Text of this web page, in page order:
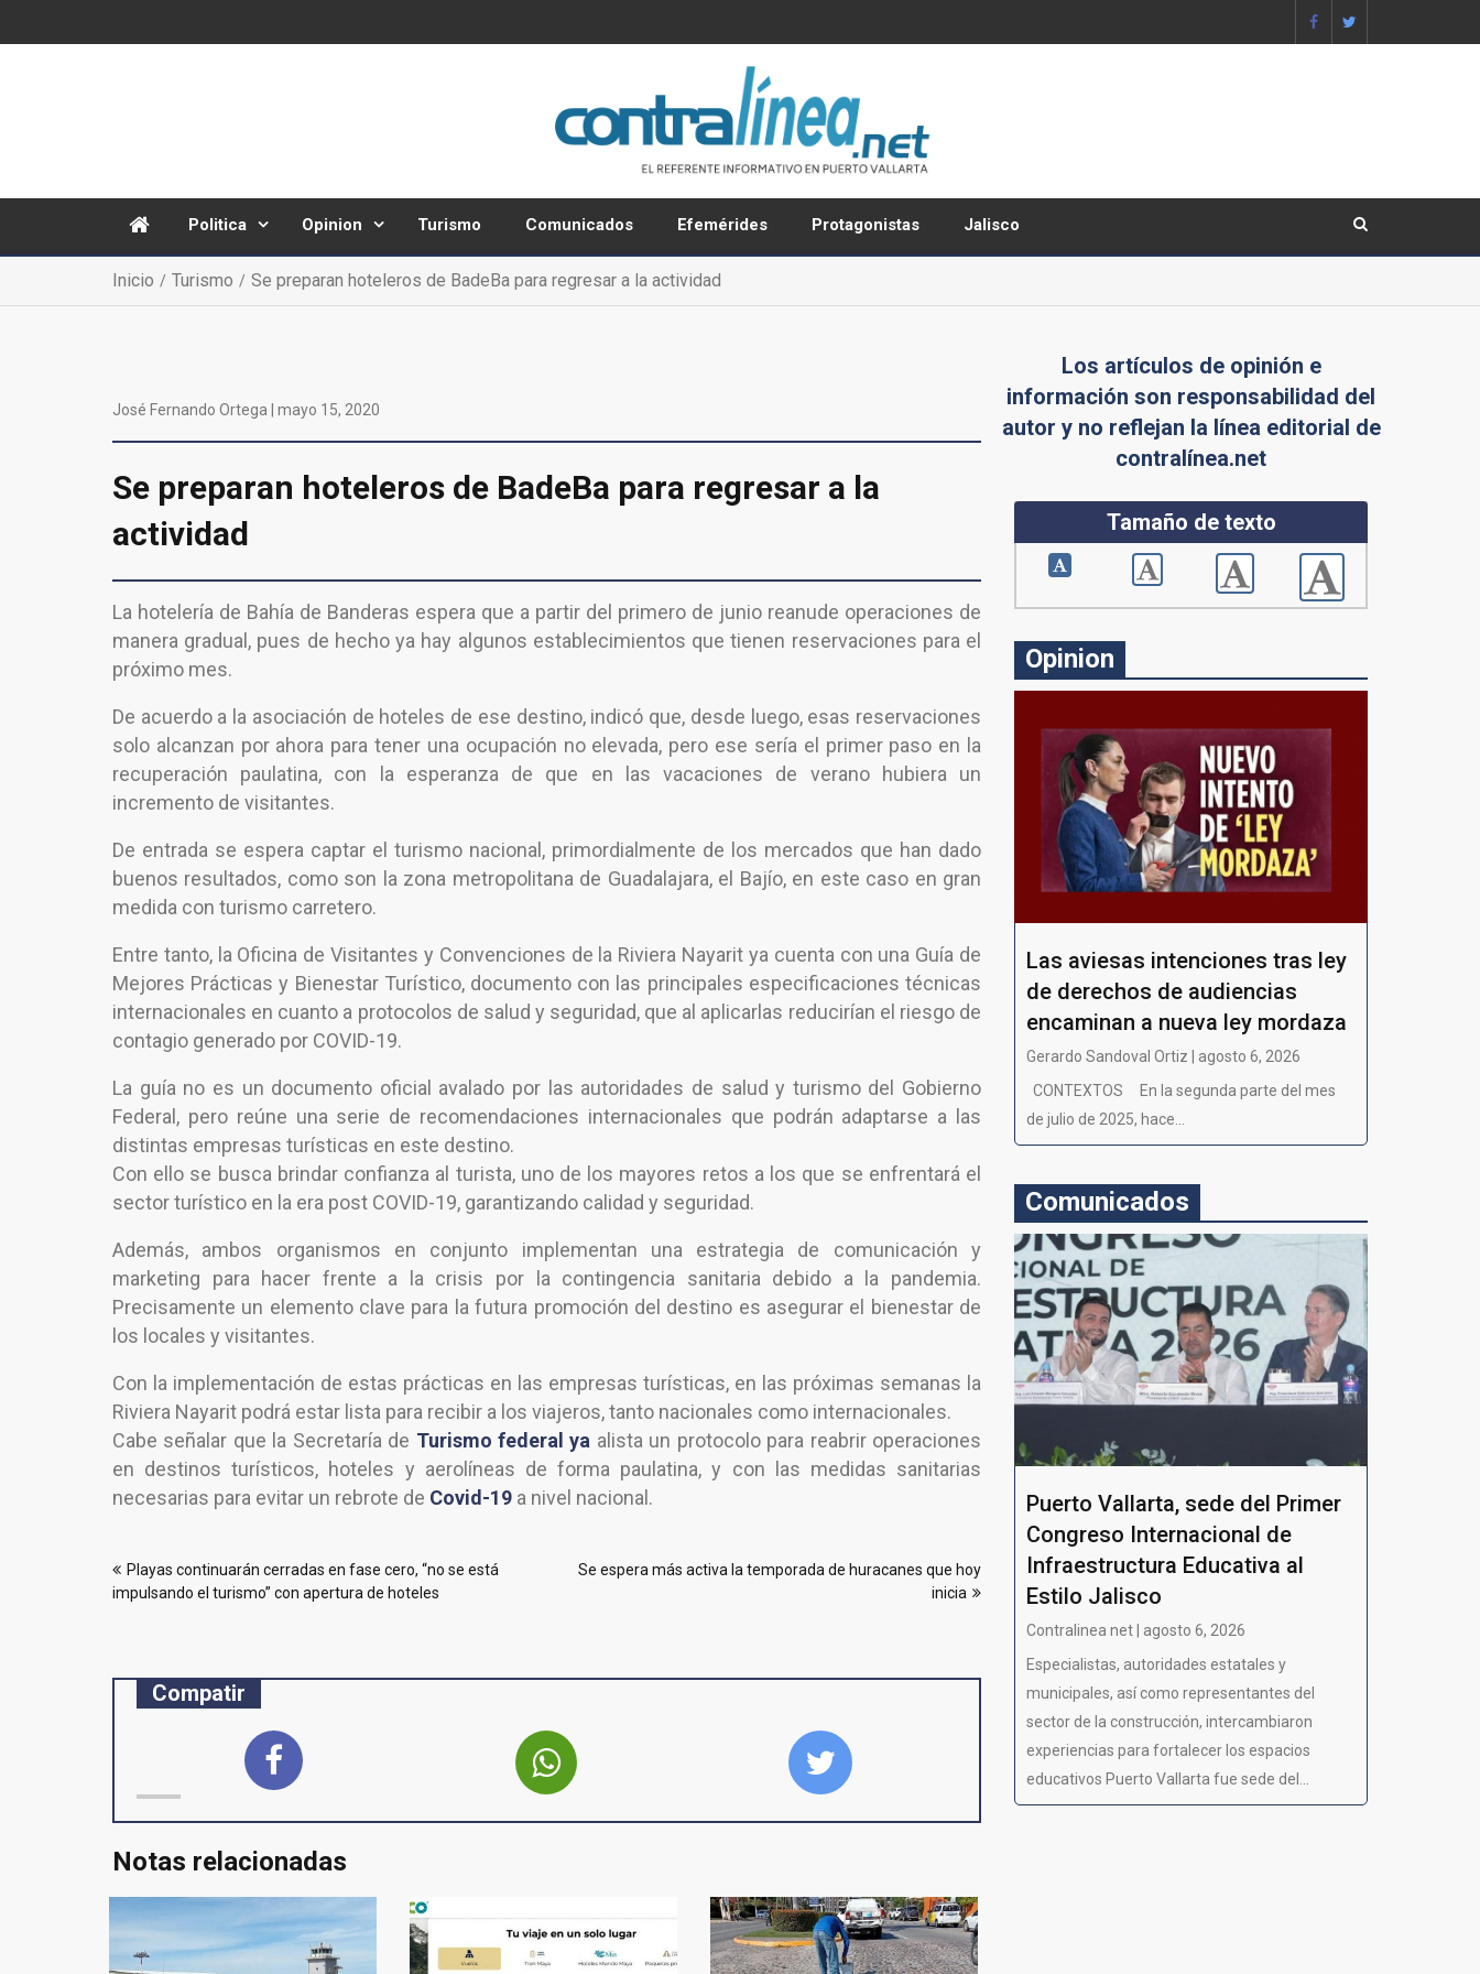
Politica Opinion Turismo Comunicados Efemérides Protagonistas Jalisco
Inicio Turismo Se preparan hoteleros de BadeBa para regresar a la actividad
José Fernando Ortega | mayo 15, 2020
Se preparan hoteleros de BadeBa para regresar a la
actividad
La hotelería de Bahía de Banderas espera que a partir del primero de junio reanude operaciones de
manera gradual, pues de hecho ya hay algunos establecimientos que tienen reservaciones para el
próximo mes.
De acuerdo a la asociación de hoteles de ese destino, indicó que, desde luego, esas reservaciones
solo alcanzan por ahora para tener una ocupación no elevada, pero ese sería el primer paso en la
recuperación paulatina, con la esperanza de que en las vacaciones de verano hubiera un
incremento de visitantes.
De entrada se espera captar el turismo nacional, primordialmente de los mercados que han dado
buenos resultados, como son la zona metropolitana de Guadalajara, el Bajío, en este caso en gran
medida con turismo carretero.
Entre tanto, la Oficina de Visitantes y Convenciones de la Riviera Nayarit ya cuenta con una Guía de
Mejores Prácticas y Bienestar Turístico, documento con las principales especificaciones técnicas
internacionales en cuanto a protocolos de salud y seguridad, que al aplicarlas reducirían el riesgo de
contagio generado por COVID-19.
La guía no es un documento oficial avalado por las autoridades de salud y turismo del Gobierno
Federal, pero reúne una serie de recomendaciones internacionales que podrán adaptarse a las
distintas empresas turísticas en este destino.
Con ello se busca brindar confianza al turista, uno de los mayores retos a los que se enfrentará el
sector turístico en la era post COVID-19, garantizando calidad y seguridad.
Además, ambos organismos en conjunto implementan una estrategia de comunicación y
marketing para hacer frente a la crisis por la contingencia sanitaria debido a la pandemia.
Precisamente un elemento clave para la futura promoción del destino es asegurar el bienestar de
los locales y visitantes.
Con la implementación de estas prácticas en las empresas turísticas, en las próximas semanas la
Riviera Nayarit podrá estar lista para recibir a los viajeros, tanto nacionales como internacionales.
Cabe señalar que la Secretaría de Turismo federal ya alista un protocolo para reabrir operaciones
en destinos turísticos, hoteles y aerolíneas de forma paulatina, y con las medidas sanitarias
necesarias para evitar un rebrote de Covid-19 a nivel nacional.
dePlayas continuarán cerradas en fase cero, “no se está
impulsando el turismo” con apertura de hoteles
Se espera más activa la temporada de huracanes que hoy
inicia
Compatir
Notas relacionadas
Los artículos de opinión e
información son responsabilidad del
autor y no reflejan la línea editorial de
contralínea.net
Tamaño de texto
Opinion
Las aviesas intenciones tras ley
de derechos de audiencias
encaminan a nueva ley mordaza
Gerardo Sandoval Ortiz | agosto 6, 2026
CONTEXTOS En la segunda parte del mes
de julio de 2025, hace...
Comunicados
Puerto Vallarta, sede del Primer
Congreso Internacional de
Infraestructura Educativa al
Estilo Jalisco
Contralinea net | agosto 6, 2026
Especialistas, autoridades estatales y
municipales, así como representantes del
sector de la construcción, intercambiaron
experiencias para fortalecer los espacios
educativos Puerto Vallarta fue sede del...